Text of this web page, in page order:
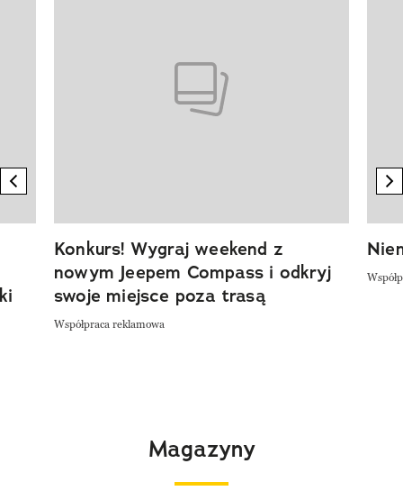
previous element
Konkurs! Wygraj weekend z
nowym Jeepem Compass i odkryj
swoje miejsce poza trasą
Współpraca reklamowa
Magazyny